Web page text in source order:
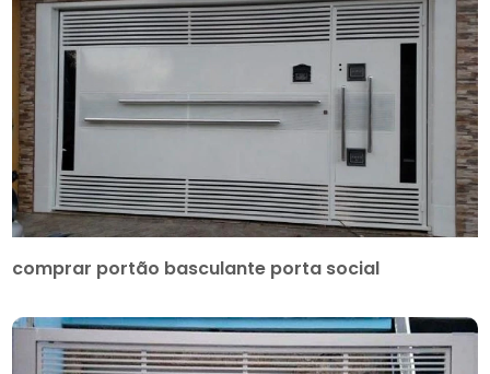
comprar portão basculante porta social